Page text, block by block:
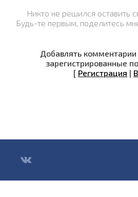
Никто не решился оставить
Будь-те первым, поделитесь
Добавлять комментарии
зарегистрированные
[ Регистрация |